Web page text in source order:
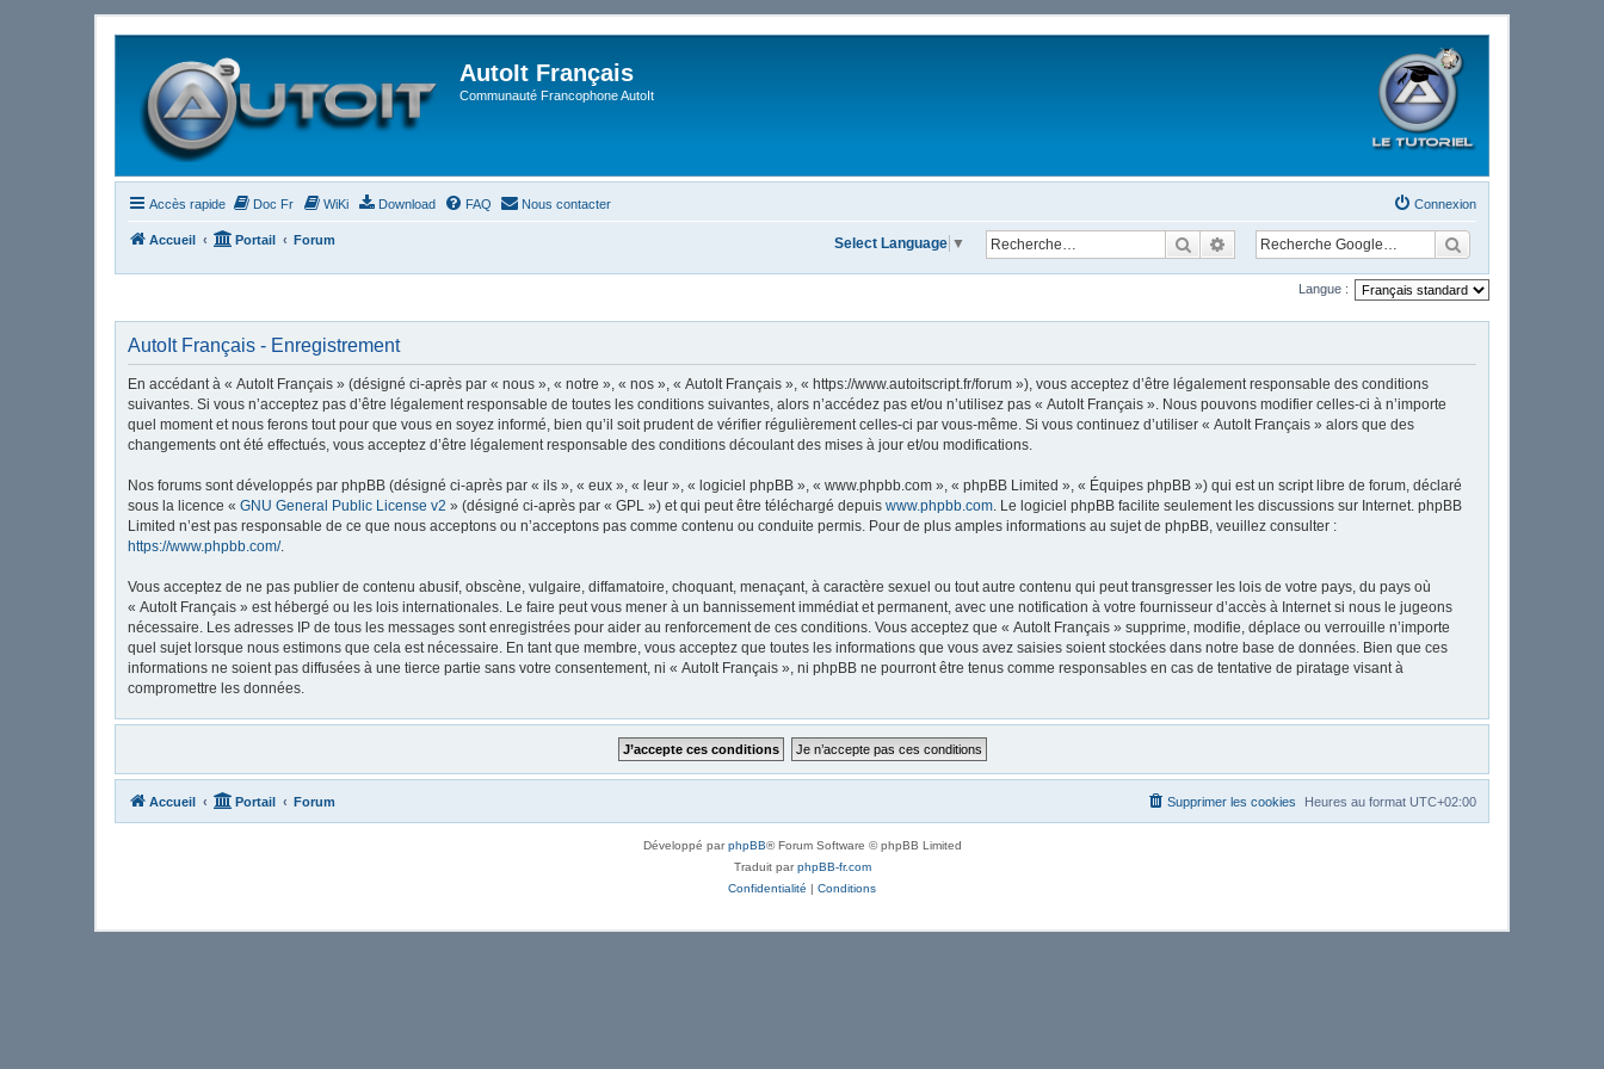
AutoIt Français
Communauté Francophone AutoIt
Accès rapide Doc Fr WiKi Download FAQ Nous contacter Connexion
Accueil Portail Forum RechercherRecherche avancée
Select Language ▼
Langue :
AutoIt Français - Enregistrement
En accédant à « AutoIt Français » (désigné ci-après par « nous », « notre », « nos », « AutoIt Français », « https://www.autoitscript.fr/forum »), vous acceptez d’être légalement responsable des conditions
suivantes. Si vous n’acceptez pas d’être légalement responsable de toutes les conditions suivantes, alors n’accédez pas et/ou n’utilisez pas « AutoIt Français ». Nous pouvons modifier celles-ci à n’importe
quel moment et nous ferons tout pour que vous en soyez informé, bien qu’il soit prudent de vérifier régulièrement celles-ci par vous-même. Si vous continuez d’utiliser « AutoIt Français » alors que des
changements ont été effectués, vous acceptez d’être légalement responsable des conditions découlant des mises à jour et/ou modifications.
Nos forums sont développés par phpBB (désigné ci-après par « ils », « eux », « leur », « logiciel phpBB », « www.phpbb.com », « phpBB Limited », « Équipes phpBB ») qui est un script libre de forum, déclaré
sous la licence « GNU General Public License v2 » (désigné ci-après par « GPL ») et qui peut être téléchargé depuis www.phpbb.com . Le logiciel phpBB facilite seulement les discussions sur Internet. phpBB
Limited n’est pas responsable de ce que nous acceptons ou n’acceptons pas comme contenu ou conduite permis. Pour de plus amples informations au sujet de phpBB, veuillez consulter :
https://www.phpbb.com/.
Vous acceptez de ne pas publier de contenu abusif, obscène, vulgaire, diffamatoire, choquant, menaçant, à caractère sexuel ou tout autre contenu qui peut transgresser les lois de votre pays, du pays où
« AutoIt Français » est hébergé ou les lois internationales. Le faire peut vous mener à un bannissement immédiat et permanent, avec une notification à votre fournisseur d’accès à Internet si nous le jugeons
nécessaire. Les adresses IP de tous les messages sont enregistrées pour aider au renforcement de ces conditions. Vous acceptez que « AutoIt Français » supprime, modifie, déplace ou verrouille n’importe
quel sujet lorsque nous estimons que cela est nécessaire. En tant que membre, vous acceptez que toutes les informations que vous avez saisies soient stockées dans notre base de données. Bien que ces
informations ne soient pas diffusées à une tierce partie sans votre consentement, ni « AutoIt Français », ni phpBB ne pourront être tenus comme responsables en cas de tentative de piratage visant à
compromettre les données.
Accueil Portail Forum Heures au format UTC+02:00
Supprimer les cookies
Développé parphpBB® Forum Software © phpBB Limited
Traduit parphpBB-fr.com
Confidentialité | Conditions